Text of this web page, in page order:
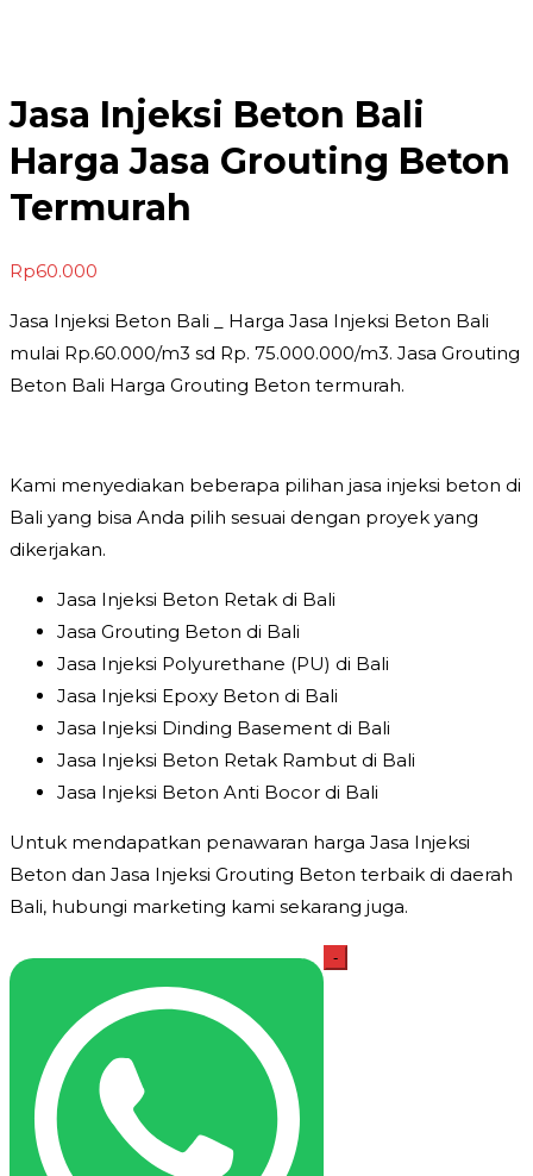
Jasa Injeksi Beton Bali
Harga Jasa Grouting Beton
Termurah
Rp60.000
Jasa Injeksi Beton Bali _ Harga Jasa Injeksi Beton Bali
mulai Rp.60.000/m3 sd Rp. 75.000.000/m3. Jasa Grouting
Beton Bali Harga Grouting Beton termurah.
Kami menyediakan beberapa pilihan jasa injeksi beton di
Bali yang bisa Anda pilih sesuai dengan proyek yang
dikerjakan.
Jasa Injeksi Beton Retak di Bali
Jasa Grouting Beton di Bali
Jasa Injeksi Polyurethane (PU) di Bali
Jasa Injeksi Epoxy Beton di Bali
Jasa Injeksi Dinding Basement di Bali
Jasa Injeksi Beton Retak Rambut di Bali
Jasa Injeksi Beton Anti Bocor di Bali
Untuk mendapatkan penawaran harga Jasa Injeksi
Beton dan Jasa Injeksi Grouting Beton terbaik di daerah
Bali, hubungi marketing kami sekarang juga.
-